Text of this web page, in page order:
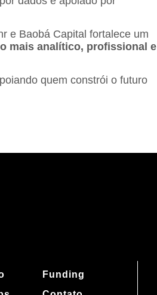
e Baobá Capital fortalece um
mais analítico, profissional e
quem constrói o futuro
Funding